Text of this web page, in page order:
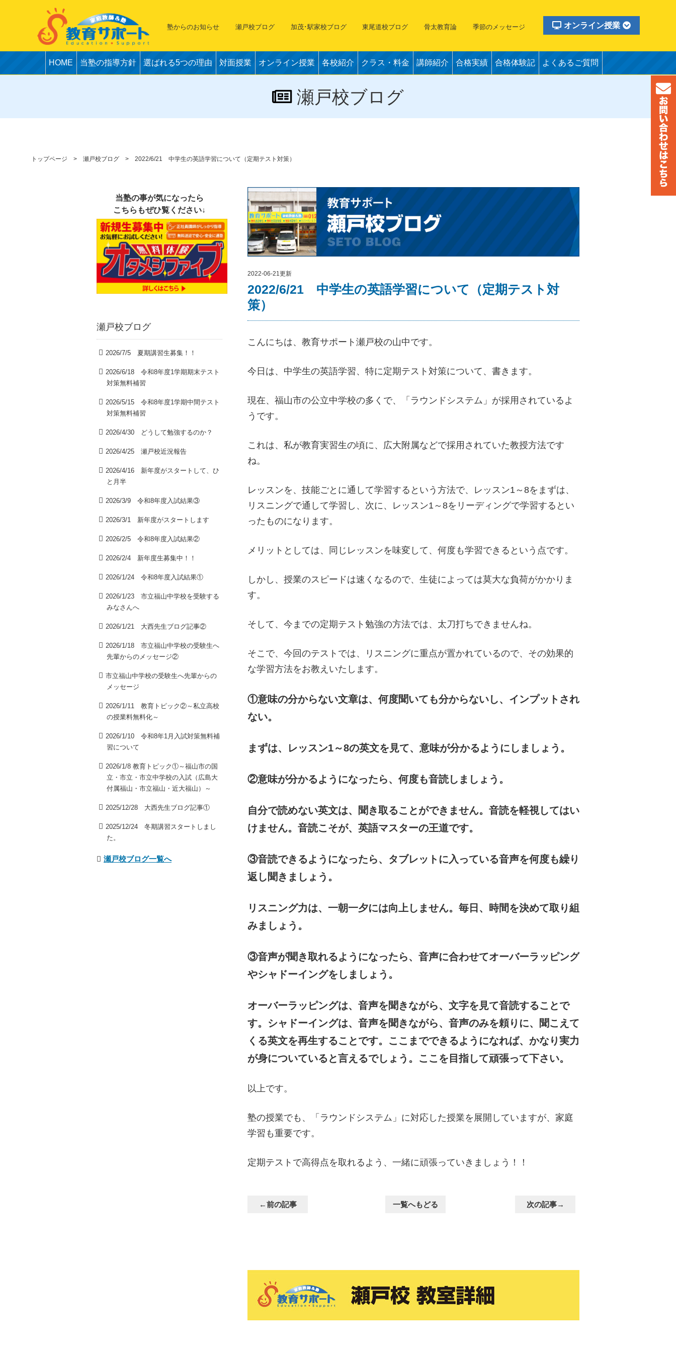
オンライン授業
塾からのお知らせ 瀬戸校ブログ 加茂･駅家校ブログ 東尾道校ブログ 骨太教育論 季節のメッセージ
HOME 当塾の指導方針 選ばれる5つの理由 対面授業 オンライン授業 各校紹介 クラス・料金 講師紹介 合格実績 合格体験記 よくあるご質問
瀬戸校ブログ
トップページ 瀬戸校ブログ 2022/6/21 中学生の英語学習について（定期テスト対策）
2022-06-21更新
2022/6/21 中学生の英語学習について（定期テスト対
策）
こんにちは、教育サポート瀬戸校の山中です。
今日は、中学生の英語学習、特に定期テスト対策について、書きます。
現在、福山市の公立中学校の多くで、「ラウンドシステム」が採用されているよ
うです。
これは、私が教育実習生の頃に、広大附属などで採用されていた教授方法です
ね。
レッスンを、技能ごとに通して学習するという方法で、レッスン1～8をまずは、
リスニングで通して学習し、次に、レッスン1～8をリーディングで学習するとい
ったものになります。
メリットとしては、同じレッスンを味変して、何度も学習できるという点です。
しかし、授業のスピードは速くなるので、生徒によっては莫大な負荷がかかりま
す。
そして、今までの定期テスト勉強の方法では、太刀打ちできませんね。
そこで、今回のテストでは、リスニングに重点が置かれているので、その効果的
な学習方法をお教えいたします。
①意味の分からない文章は、何度聞いても分からないし、インプットされ
ない。
まずは、レッスン1～8の英文を見て、意味が分かるようにしましょう。
②意味が分かるようになったら、何度も音読しましょう。
自分で読めない英文は、聞き取ることができません。音読を軽視してはい
けません。音読こそが、英語マスターの王道です。
③音読できるようになったら、タブレットに入っている音声を何度も繰り
返し聞きましょう。
リスニング力は、一朝一夕には向上しません。毎日、時間を決めて取り組
みましょう。
③音声が聞き取れるようになったら、音声に合わせてオーバーラッピング
やシャドーイングをしましょう。
オーバーラッピングは、音声を聞きながら、文字を見て音読することで
す。シャドーイングは、音声を聞きながら、音声のみを頼りに、聞こえて
くる英文を再生することです。ここまでできるようになれば、かなり実力
が身についていると言えるでしょう。ここを目指して頑張って下さい。
以上です。
塾の授業でも、「ラウンドシステム」に対応した授業を展開していますが、家庭
学習も重要です。
定期テストで高得点を取れるよう、一緒に頑張っていきましょう！！
←前の記事 一覧へもどる 次の記事→
当塾の事が気になったら
こちらもぜひ覧ください↓
瀬戸校ブログ
2026/7/5 夏期講習生募集！！
2026/6/18 令和8年度1学期期末テスト
対策無料補習
2026/5/15 令和8年度1学期中間テスト
対策無料補習
2026/4/30 どうして勉強するのか？
2026/4/25 瀬戸校近況報告
2026/4/16 新年度がスタートして、ひ
と月半
2026/3/9 令和8年度入試結果③
2026/3/1 新年度がスタートします
2026/2/5 令和8年度入試結果②
2026/2/4 新年度生募集中！！
2026/1/24 令和8年度入試結果①
2026/1/23 市立福山中学校を受験する
みなさんへ
2026/1/21 大西先生ブログ記事②
2026/1/18 市立福山中学校の受験生へ
先輩からのメッセージ②
市立福山中学校の受験生へ先輩からの
メッセージ
2026/1/11 教育トピック②～私立高校
の授業料無料化～
2026/1/10 令和8年1月入試対策無料補
習について
2026/1/8 教育トピック①～福山市の国
立・市立・市立中学校の入試（広島大
付属福山・市立福山・近大福山）～
2025/12/28 大西先生ブログ記事①
2025/12/24 冬期講習スタートしまし
た。
瀬戸校ブログ一覧へ